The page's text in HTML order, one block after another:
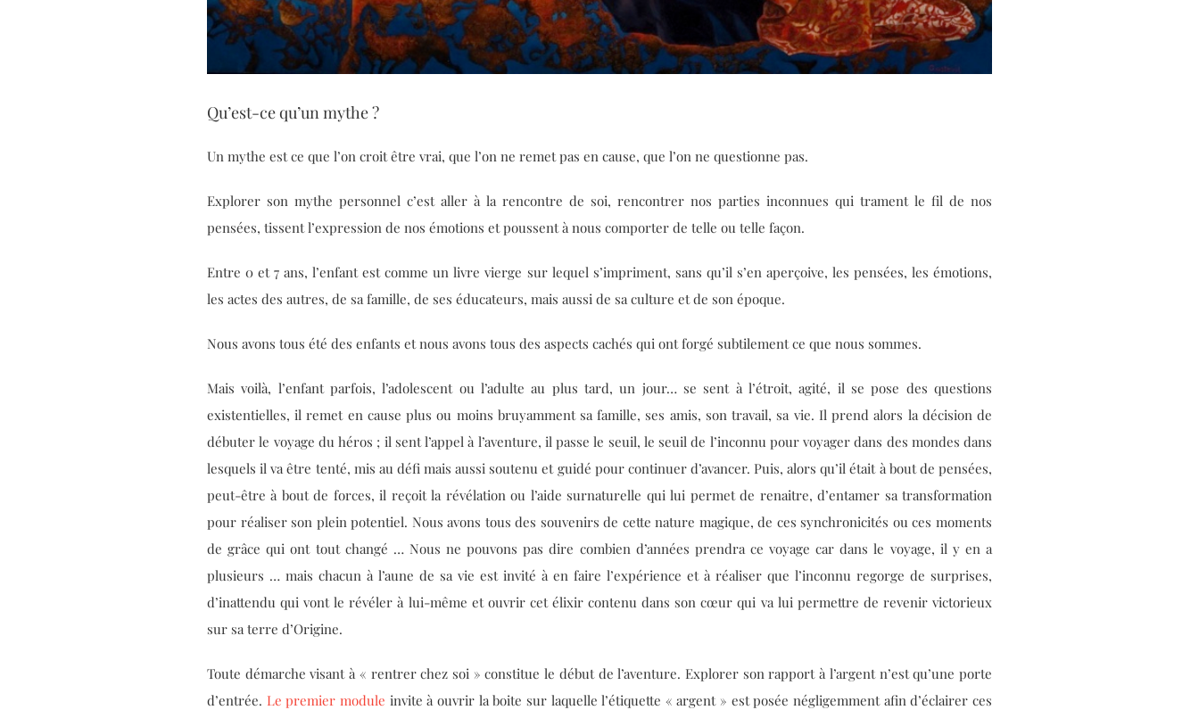
Qu’est-ce qu’un mythe ?
Un mythe est ce que l’on croit être vrai, que l’on ne remet pas en cause, que l’on ne questionne pas.
Explorer son mythe personnel c’est aller à la rencontre de soi, rencontrer nos parties inconnues qui trament le fil de nos
pensées, tissent l’expression de nos émotions et poussent à nous comporter de telle ou telle façon.
Entre 0 et 7 ans, l’enfant est comme un livre vierge sur lequel s’impriment, sans qu’il s’en aperçoive, les pensées, les émotions,
les actes des autres, de sa famille, de ses éducateurs, mais aussi de sa culture et de son époque.
Nous avons tous été des enfants et nous avons tous des aspects cachés qui ont forgé subtilement ce que nous sommes.
Mais voilà, l’enfant parfois, l’adolescent ou l’adulte au plus tard, un jour… se sent à l’étroit, agité, il se pose des questions
existentielles, il remet en cause plus ou moins bruyamment sa famille, ses amis, son travail, sa vie. Il prend alors la décision de
débuter le voyage du héros ; il sent l’appel à l’aventure, il passe le seuil, le seuil de l’inconnu pour voyager dans des mondes dans
lesquels il va être tenté, mis au défi mais aussi soutenu et guidé pour continuer d’avancer. Puis, alors qu’il était à bout de pensées,
peut-être à bout de forces, il reçoit la révélation ou l’aide surnaturelle qui lui permet de renaitre, d’entamer sa transformation
pour réaliser son plein potentiel. Nous avons tous des souvenirs de cette nature magique, de ces synchronicités ou ces moments
de grâce qui ont tout changé … Nous ne pouvons pas dire combien d’années prendra ce voyage car dans le voyage, il y en a
plusieurs … mais chacun à l’aune de sa vie est invité à en faire l’expérience et à réaliser que l’inconnu regorge de surprises,
d’inattendu qui vont le révéler à lui-même et ouvrir cet élixir contenu dans son cœur qui va lui permettre de revenir victorieux
sur sa terre d’Origine.
Toute démarche visant à « rentrer chez soi » constitue le début de l’aventure. Explorer son rapport à l’argent n’est qu’une porte
d’entrée. Le premier module invite à ouvrir la boite sur laquelle l’étiquette « argent » est posée négligemment afin d’éclairer ces